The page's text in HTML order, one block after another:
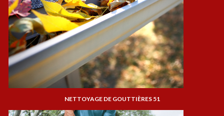
NETTOYAGE DE GOUTTIÈRES 51